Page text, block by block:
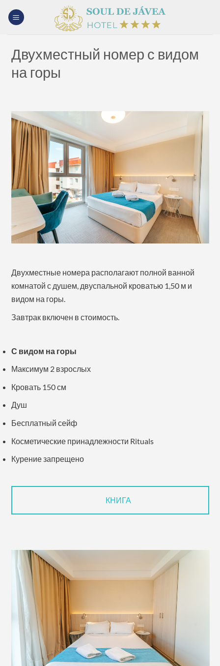
Двухместный номер с видом
на горы
Двухместные номера располагают полной ванной
комнатой с душем, двуспальной кроватью 1,50 м и
видом на горы.
Завтрак включен в стоимость.
С видом на горы
Максимум 2 взрослых
Кровать 150 см
Душ
Бесплатный сейф
Косметические принадлежности Rituals
Курение запрещено
КНИГА